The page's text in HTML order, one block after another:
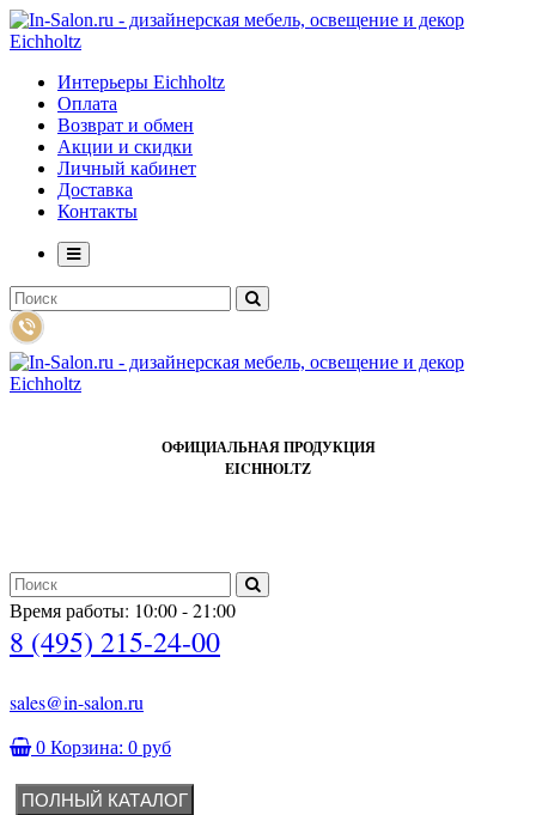
Интерьеры Eichholtz
Оплата
Возврат и обмен
Акции и скидки
Личный кабинет
Доставка
Контакты
ОФИЦИАЛЬНАЯ ПРОДУКЦИЯ
EICHHOLTZ
Время работы: 10:00 - 21:00
8 (495) 215-24-00
sales@in-salon.ru
0 Корзина: 0 руб
ПОЛНЫЙ КАТАЛОГ